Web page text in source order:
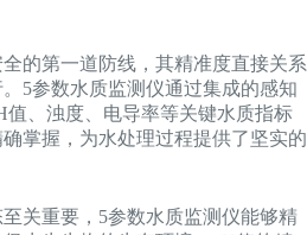
的第一道防线，其精准度直接关系
5参数水质监测仪通过集成的感知
、浊度、电导率等关键水质指标
掌握，为水处理过程提供了坚实的
关重要，5参数水质监测仪能够精